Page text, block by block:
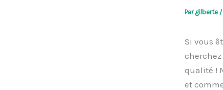
Par gilberte /
Si vous
qualité !
et